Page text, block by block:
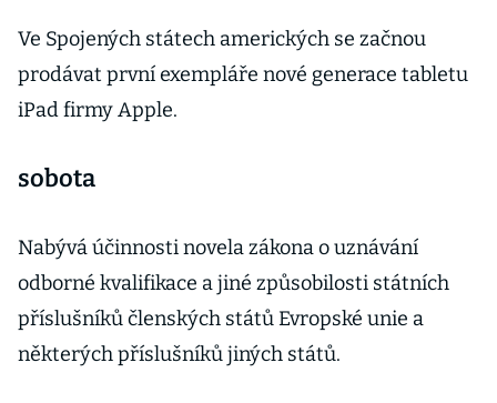
Ve Spojených státech amerických se začnou
prodávat první exempláře nové generace tabletu
iPad firmy Apple.
sobota
Nabývá účinnosti novela zákona o uznávání
odborné kvalifikace a jiné způsobilosti státních
příslušníků členských států Evropské unie a
některých příslušníků jiných států.